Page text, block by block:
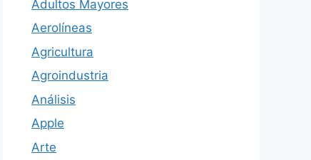
Adultos Mayores
Aerolíneas
Agricultura
Agroindustria
Análisis
Apple
Arte